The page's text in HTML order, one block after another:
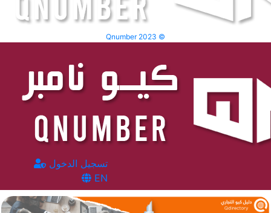
Qnumber 2023 ©
تسجيل الدخول
EN